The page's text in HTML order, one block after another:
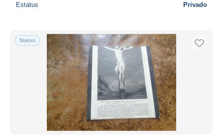
Estatus Privado
Nuevo